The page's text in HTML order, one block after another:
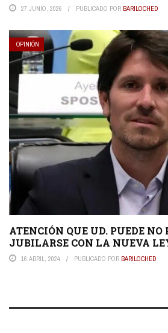
27 JUNIO, 2026 PUBLICADO POR BARILOCHED
OPINIÓN
ATENCIÓN QUE UD. PUEDE NO
JUBILARSE CON LA NUEVA
16 ABRIL, 2024 PUBLICADO POR BARILOCHED